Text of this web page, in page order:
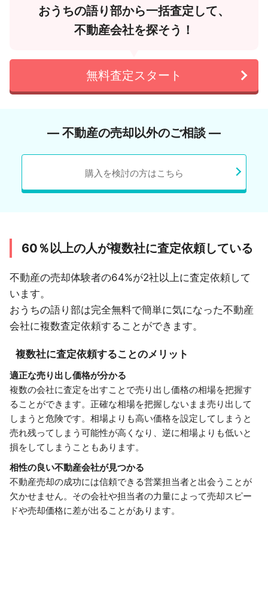
おうちの語り部から一括査定して、
不動産会社を探そう！
無料査定スタート
― 不動産の売却以外のご相談 ―
購入を検討の方はこちら
60％以上の人が複数社に査定依頼している
不動産の売却体験者の64%が2社以上に査定依頼して
います。
おうちの語り部は完全無料で簡単に気になった不動産
会社に複数査定依頼することができます。
複数社に査定依頼することのメリット
適正な売り出し価格が分かる
複数の会社に査定を出すことで売り出し価格の相場を把握す
ることができます。正確な相場を把握しないまま売り出して
しまうと危険です。相場よりも高い価格を設定してしまうと
売れ残ってしまう可能性が高くなり、逆に相場よりも低いと
損をしてしまうこともあります。
相性の良い不動産会社が見つかる
不動産売却の成功には信頼できる営業担当者と出会うことが
欠かせません。その会社や担当者の力量によって売却スピー
ドや売却価格に差が出ることがあります。